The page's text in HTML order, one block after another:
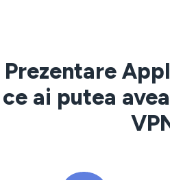
Prezentare
ce ai putea